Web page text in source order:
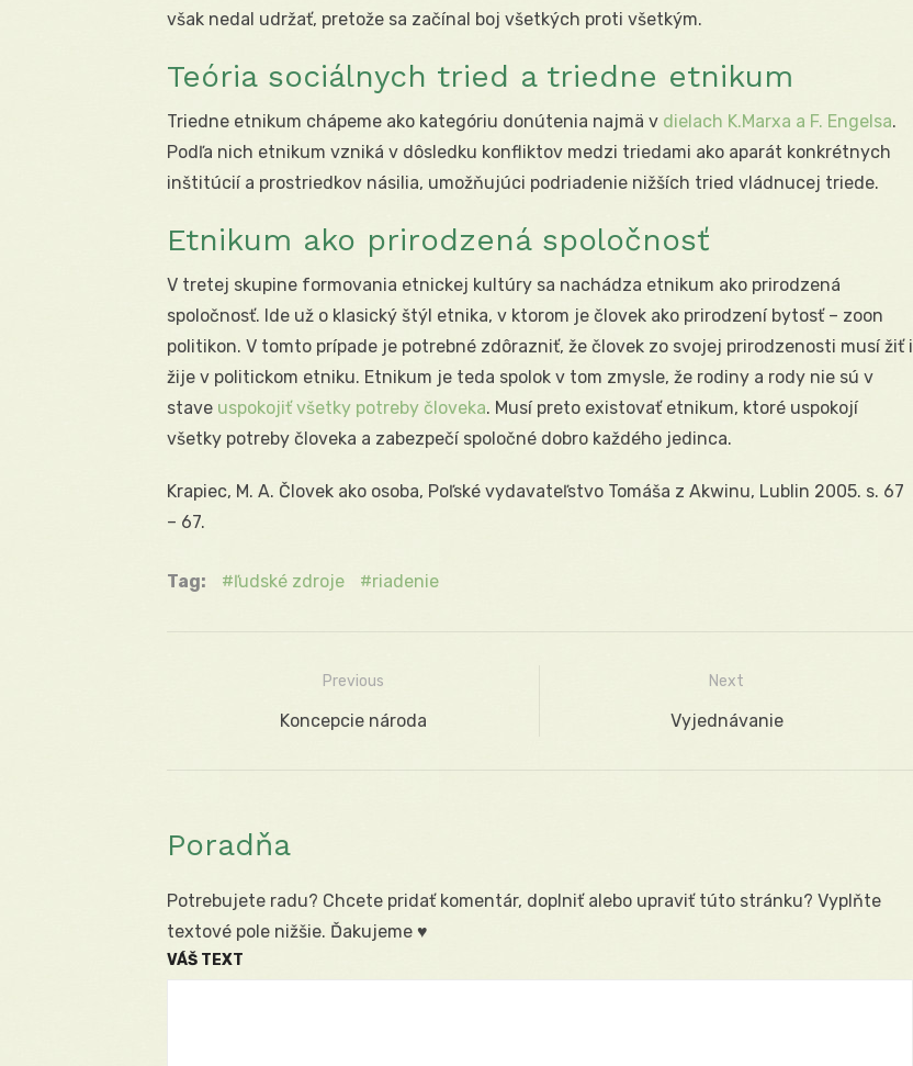
však nedal udržať, pretože sa začínal boj všetkých proti všetkým.
Teória sociálnych tried a triedne etnikum
Triedne etnikum chápeme ako kategóriu donútenia najmä v dielach K.Marxa a F. Engelsa.
Podľa nich etnikum vzniká v dôsledku konfliktov medzi triedami ako aparát konkrétnych
inštitúcií a prostriedkov násilia, umožňujúci podriadenie nižších tried vládnucej triede.
Etnikum ako prirodzená spoločnosť
V tretej skupine formovania etnickej kultúry sa nachádza etnikum ako prirodzená
spoločnosť. Ide už o klasický štýl etnika, v ktorom je človek ako prirodzení bytosť – zoon
politikon. V tomto prípade je potrebné zdôrazniť, že človek zo svojej prirodzenosti musí žiť i
žije v politickom etniku. Etnikum je teda spolok v tom zmysle, že rodiny a rody nie sú v
stave uspokojiť všetky potreby človeka. Musí preto existovať etnikum, ktoré uspokojí
všetky potreby človeka a zabezpečí spoločné dobro každého jedinca.
Krapiec, M. A. Človek ako osoba, Poľské vydavateľstvo Tomáša z Akwinu, Lublin 2005. s. 67
– 67.
Tag: ľudské zdroje riadenie
Navigácia
Previous
Previous
Koncepcie národa
Next
Next
Vyjednávanie
Poradňa
Potrebujete radu? Chcete pridať komentár, doplniť alebo upraviť túto stránku? Vyplňte
textové pole nižšie. Ďakujeme ♥
VÁŠ TEXT